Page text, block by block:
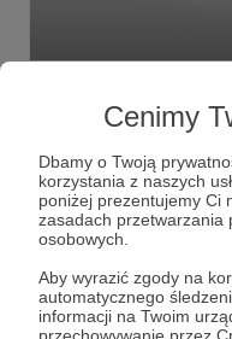
Cenimy
Dbamy o Twoją
korzystania z naszych
poniżej prezentujemy Ci
zasadach przetwarzania
osobowych.
Aby wyrazić zgody na
automatycznego
informacji na Twoim